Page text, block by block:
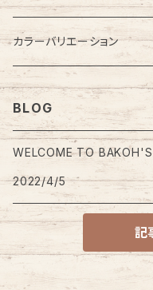
ラグカーペット・ラグマット
大型・大きめラグ
小型・小さめラグ
玄関・玄関マット
チェアパッド
無地
格子・チェック柄
幾何学・幾何学模様
円型・ラウンド型
ドット・ドット柄
カラーバリエーション
レッド・ピンク系
ブルー・ネイビー系
グリーン系
オレンジ系
BLOG
WELCOME TO BAKOH'S
2022/4/5
記